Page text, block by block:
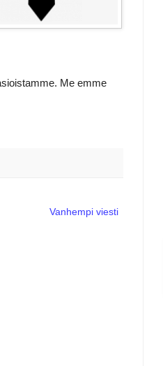
Me emme
Vanhempi viesti